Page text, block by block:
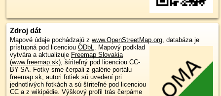
Zdroj dát
Mapové údaje pochádzajú z www.OpenStreetMap.org, databáza je
prístupná pod licenciou ODbL. Mapový podklad
vytvára a aktualizuje Freemap Slovakia
(www.freemap.sk), šíriteľný pod licenciou CC-
BY-SA. Fotky sme čerpali z galérie portálu
freemap.sk, autori fotiek sú uvedení pri
jednotlivých fotkách a sú šíriteľné pod licenciou
CC a z wikipédie. Výškový profil trás čerpáme